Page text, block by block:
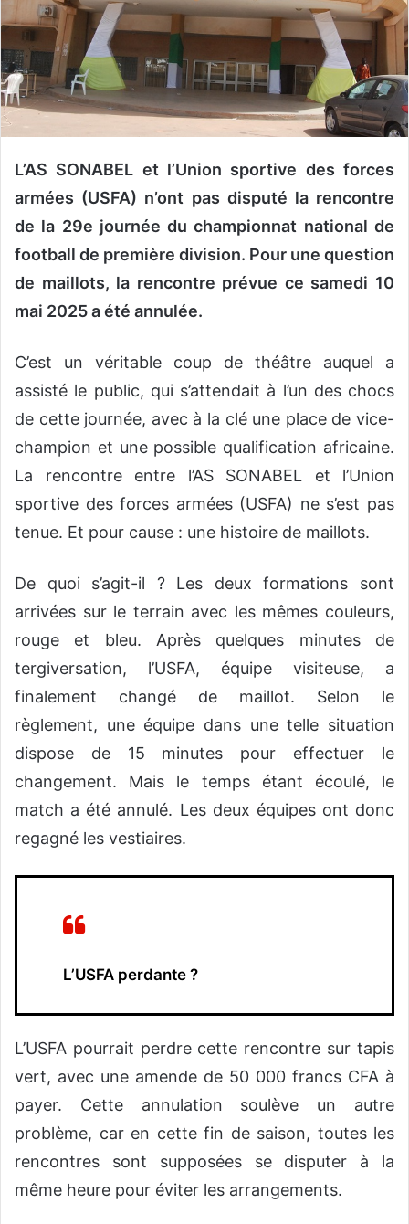
n
c
o
u
r
i
e
L’AS SONABEL et l’Union sportive des forces
armées (USFA) n’ont pas disputé la rencontre
de la 29e journée du championnat national de
football de première division. Pour une question
de maillots, la rencontre prévue ce samedi 10
mai 2025 a été annulée.
C’est un véritable coup de théâtre auquel a
assisté le public, qui s’attendait à l’un des chocs
de cette journée, avec à la clé une place de vice-
champion et une possible qualification africaine.
La rencontre entre l’AS SONABEL et l’Union
sportive des forces armées (USFA) ne s’est pas
tenue. Et pour cause : une histoire de maillots.
De quoi s’agit-il ? Les deux formations sont
arrivées sur le terrain avec les mêmes couleurs,
rouge et bleu. Après quelques minutes de
tergiversation, l’USFA, équipe visiteuse, a
finalement changé de maillot. Selon le
règlement, une équipe dans une telle situation
dispose de 15 minutes pour effectuer le
changement. Mais le temps étant écoulé, le
match a été annulé. Les deux équipes ont donc
regagné les vestiaires.
L’USFA perdante ?
L’USFA pourrait perdre cette rencontre sur tapis
vert, avec une amende de 50 000 francs CFA à
payer. Cette annulation soulève un autre
problème, car en cette fin de saison, toutes les
rencontres sont supposées se disputer à la
même heure pour éviter les arrangements.